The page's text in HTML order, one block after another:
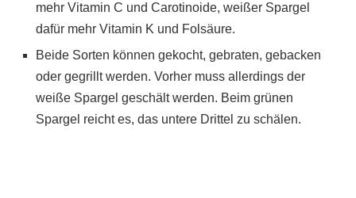
mehr Vitamin C und Carotinoide, weißer Spargel
dafür mehr Vitamin K und Folsäure.
Beide Sorten können gekocht, gebraten, gebacken
oder gegrillt werden. Vorher muss allerdings der
weiße Spargel geschält werden. Beim grünen
Spargel reicht es, das untere Drittel zu schälen.